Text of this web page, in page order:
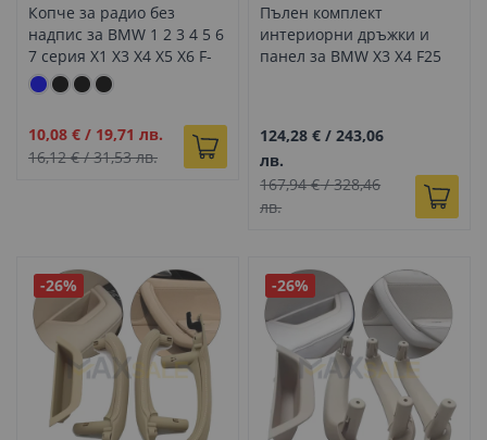
Копче за радио без
надпис за BMW 1 2 3 4 5 6
7 серия X1 X3 X4 X5 X6 F-
серия / F10 F01 F02 F06
F07 F15
Промо
цена
10,08 € / 19,71 лв.
16,12 €/31,53 лв.
Пълен комплект
интериорни дръжки и
панел за BMW X3 X4 F25
124,28 € /243,06
лв.
167,94 €/328,46
лв.
-26% -26%